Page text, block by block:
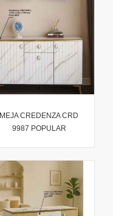
MEJA CREDENZA CRD
9987 POPULAR